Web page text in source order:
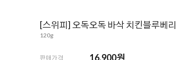
[스위피] 오독오독 바삭 치킨블루베리
120g
판매가격 16,900원